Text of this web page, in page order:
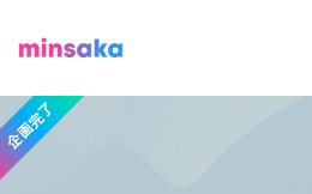
企画完了